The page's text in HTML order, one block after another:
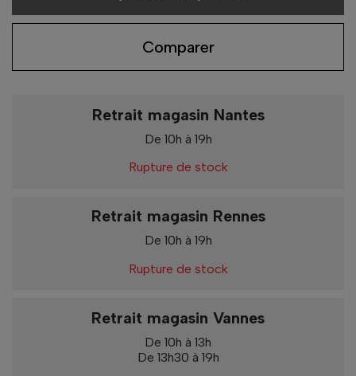
Comparer
Retrait magasin Nantes
De 10h à 19h
Rupture de stock
Retrait magasin Rennes
De 10h à 19h
Rupture de stock
Retrait magasin Vannes
De 10h à 13h
De 13h30 à 19h